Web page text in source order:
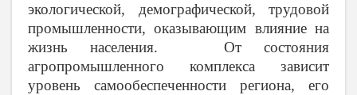
экологической, демографической, трудовой
промышленности, оказывающим влияние на
жизнь населения. От состояния
агропромышленного комплекса зависит
уровень самообеспеченности региона, его